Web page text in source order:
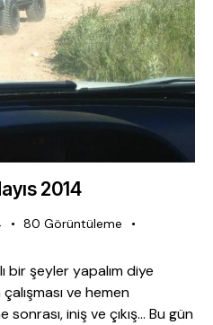
2014
80 Görüntüleme
bir şeyler yapalım diye
ve hemen
iniş ve çıkış… Bu gün